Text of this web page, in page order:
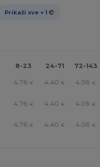
Prikaži sve + 1
8-23 24-71 72-143
4.76 € 4.40 € 4.06 €
4.76 € 4.40 € 4.06 €
4.76 € 4.40 € 4.06 €